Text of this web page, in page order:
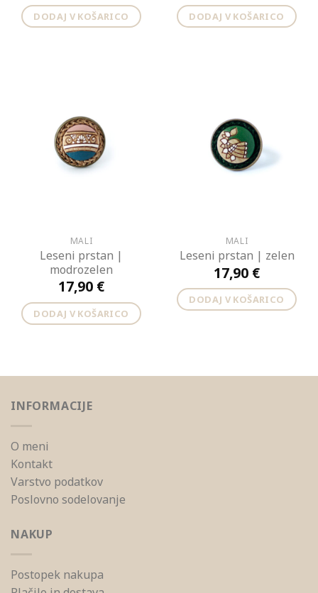
DODAJ V KOŠARICO DODAJ V KOŠARICO
MALI
Leseni prstan |
modrozelen
17,90 €
DODAJ V KOŠARICO
MALI
Leseni prstan | zelen
17,90 €
DODAJ V KOŠARICO
INFORMACIJE
O meni
Kontakt
Varstvo podatkov
Poslovno sodelovanje
NAKUP
Postopek nakupa